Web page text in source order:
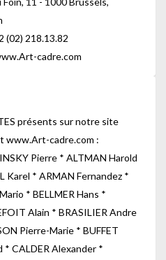
(02) 218.13.82
cadre.com
présents sur notre site
www.Art-cadre.com :
Pierre * ALTMAN Harold
Karel * ARMAN Fernandez *
* BELLMER Hans *
Alain * BRASILIER Andre
Pierre-Marie * BUFFET
* CALDER Alexander *